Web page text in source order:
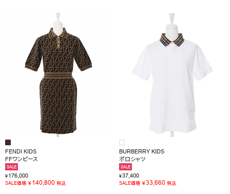
FENDI KIDS
FFワンピース
SALE
¥176,000
SALE価格 ¥140,800 税込
BURBERRY KIDS
ポロシャツ
SALE
¥37,400
SALE価格 ¥33,660 税込